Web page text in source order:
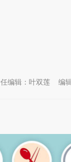
编
编辑：叶双莲